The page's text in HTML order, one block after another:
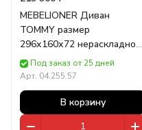
MEBELIONER Диван
TOMMY размер
296х160х72 нераскладной
букле
Под заказ от 25 дней
Арт. 04.255.57
В корзину